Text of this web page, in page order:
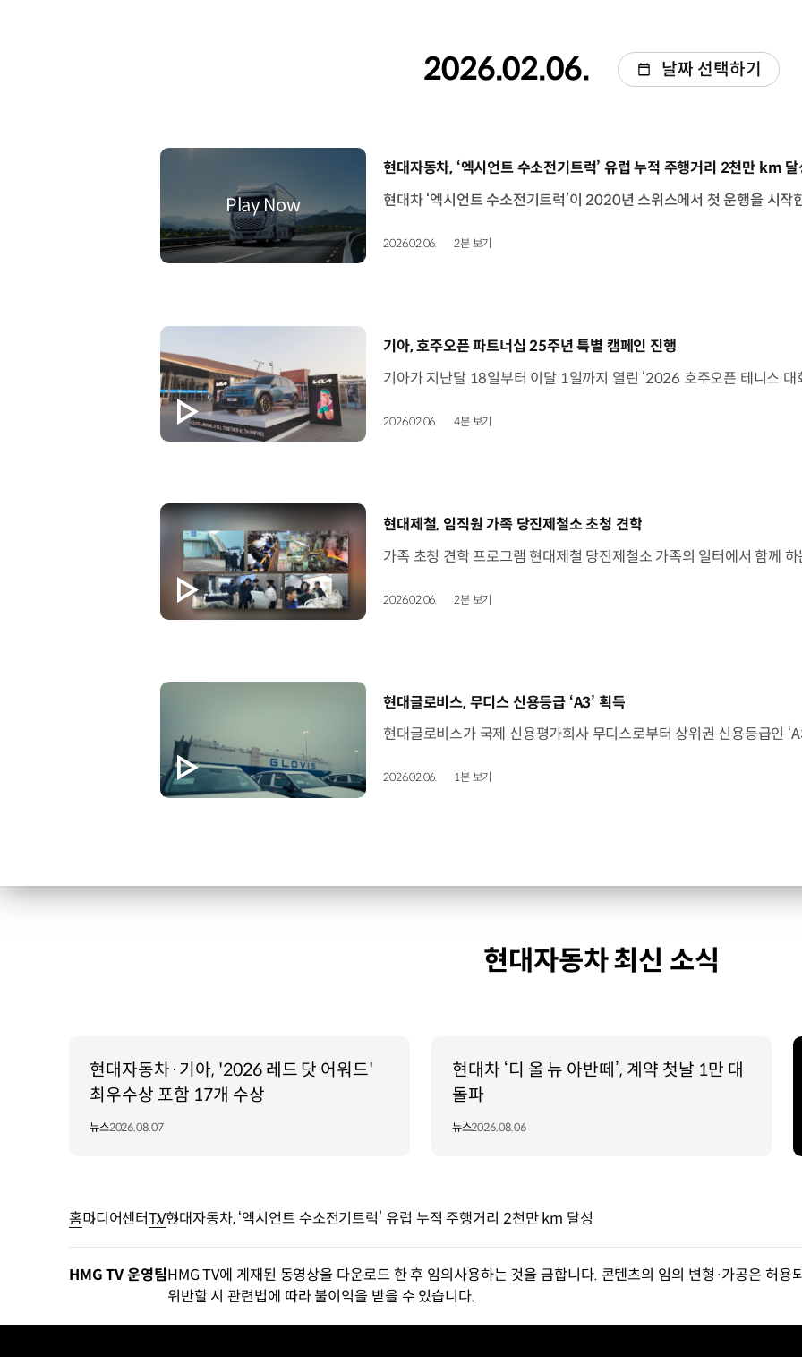
2026.02.06. 날짜 선택하기
[동영상]
현대자동차, ‘엑시언트 수소전기트럭’ 유럽 누적 주행거리 2천만 km 달
2026.02.06. 2분 보기
[동영상]
기아, 호주오픈 파트너십 25주년 특별 캠페인 진행
2026.02.06. 4분 보기
[동영상]
현대제철, 임직원 가족 당진제철소 초청 견학
2026.02.06. 2분 보기
[동영상]
현대글로비스, 무디스 신용등급 ‘A3’ 획득
2026.02.06. 1분 보기
현대자동차 최신 소식
현대자동차·기아, '2026 레드 닷 어워드'
최우수상 포함 17개 수상
뉴스2026.08.07
현대차 ‘디 올 뉴 아반떼’, 계약 첫날 1만 대
돌파
뉴스2026.08.06
홈미디어센터TV현대자동차, ‘엑시언트 수소전기트럭’ 유럽 누적 주행거리 2천만 km 달성
HMG TV 운영팀HMG TV에 게재된 동영상을 다운로드 한 후 임의사용하는 것을 금합니다. 콘텐츠의 임의 변형·가공은 허
위반할 시 관련법에 따라 불이익을 받을 수 있습니다.